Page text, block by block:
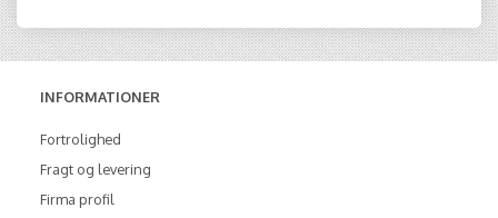
INFORMATIONER
Fortrolighed
Fragt og levering
Firma profil